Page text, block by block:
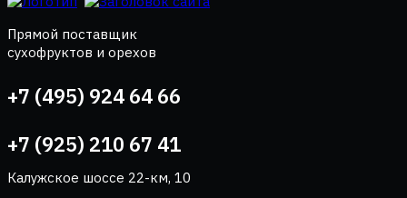
Прямой поставщик
сухофруктов и орехов
+7 (495) 924 64 66
+7 (925) 210 67 41
Калужское шоссе 22-км, 10